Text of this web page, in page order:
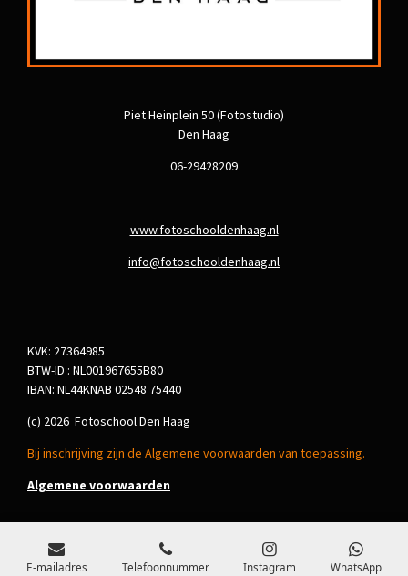
Piet Heinplein 50 (Fotostudio)
Den Haag
06-29428209
www.fotoschooldenhaag.nl
info@fotoschooldenhaag.nl
KVK: 27364985
BTW-ID : NL001967655B80
IBAN: NL44KNAB 02548 75440
(c) 2026 Fotoschool Den Haag
Bij inschrijving zijn de Algemene voorwaarden van toepassing.
Algemene voorwaarden
E-mailadres Telefoonnummer Instagram WhatsApp